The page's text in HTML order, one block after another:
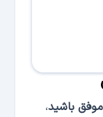
باشید،